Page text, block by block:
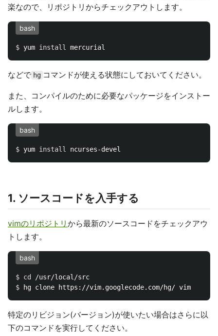
楽なので、リポジトリからチェックアウトします。
bash
$ yum install
などで hg コマンドが使える状態にしておいてください。
また、コンパイルのために必要なパッケージをインストー
ルします。
bash
$ yum install
1. ソースコードを入手する
vimのリポジトリ から最新のソースコードをチェックアウ
トします。
bash
$ cd
$
特定のリビジョン(バージョン)が使いたい場合はさらに以
下のコマンドを実行してください。